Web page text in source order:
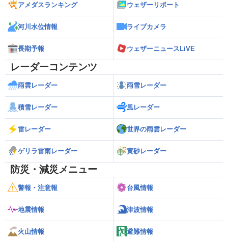
アメダスランキング ウェザーリポート
河川水位情報 ライブカメラ
長期予報 ウェザーニュースLiVE
レーダーコンテンツ
雨雲レーダー 雨雪レーダー
積雪レーダー 風レーダー
雷レーダー 世界の雨雲レーダー
ゲリラ雷雨レーダー 黄砂レーダー
防災・減災メニュー
警報・注意報 台風情報
地震情報 津波情報
火山情報 避難情報